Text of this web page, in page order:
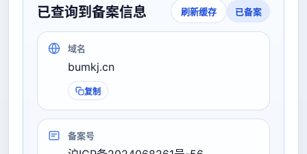
已查询到备案信息 刷新缓存 已备案
域名
bumkj.cn
复制
备案号